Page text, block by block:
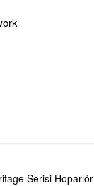
Serisi Hoparlör